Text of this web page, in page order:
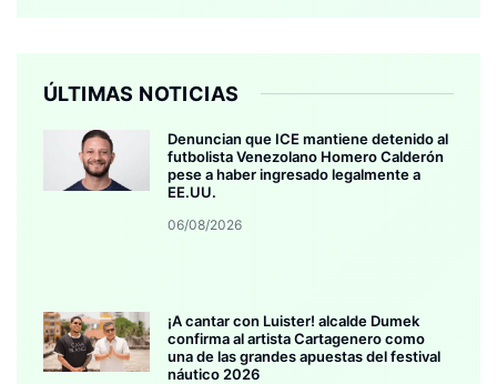
ÚLTIMAS NOTICIAS
Denuncian que ICE mantiene detenido al
futbolista Venezolano Homero Calderón
pese a haber ingresado legalmente a
EE.UU.
06/08/2026
¡A cantar con Luister! alcalde Dumek
confirma al artista Cartagenero como
una de las grandes apuestas del festival
náutico 2026